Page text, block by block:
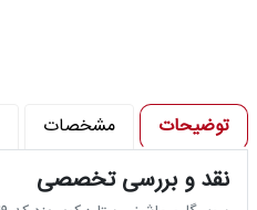
توضیحات مشخصات
نقد و بررسی تخصصی